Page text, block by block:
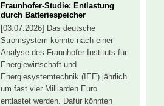
Fraunhofer-Studie: Entlastung
durch Batteriespeicher
[03.07.2026] Das deutsche
Stromsystem könnte nach einer
Analyse des Fraunhofer-Instituts für
Energiewirtschaft und
Energiesystemtechnik (IEE) jährlich
um fast vier Milliarden Euro
entlastet werden. Dafür könnten